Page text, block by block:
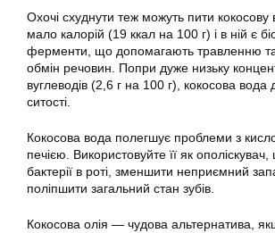
Охочі схуднути теж можуть пити кокосову
мало калорій (19 ккал на 100 г) і в ній є
ферменти, що допомагають травленню
обмін речовин. Попри дуже низьку
вуглеводів (2,6 г на 100 г), кокосова вода
ситості.
Кокосова вода полегшує проблеми з
печією. Використовуйте її як
бактерії в роті, зменшити неприємний
поліпшити загальний стан зубів.
Кокосова олія — чудова альтернатива,